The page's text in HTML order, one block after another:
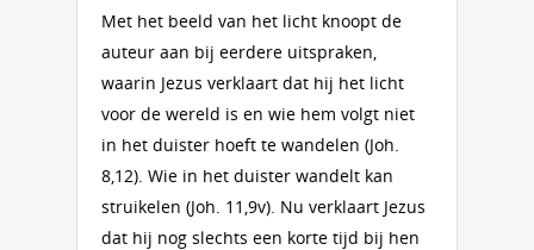
Met het beeld van het licht knoopt de
auteur aan bij eerdere uitspraken,
waarin Jezus verklaart dat hij het licht
voor de wereld is en wie hem volgt niet
in het duister hoeft te wandelen (Joh.
8,12). Wie in het duister wandelt kan
struikelen (Joh. 11,9v). Nu verklaart Jezus
dat hij nog slechts een korte tijd bij hen